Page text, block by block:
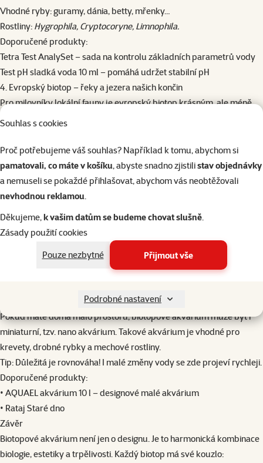
Souhlas s cookies
Proč potřebujeme váš souhlas? Například k tomu, abychom si
pamatovali, co máte v košíku, abyste snadno zjistilistav objednávky
a nemuseli se pokaždé přihlašovat, abychom vás neobtěžovali
nevhodnou reklamou.
Děkujeme,k vašim datům se budeme chovat slušně.
Zásady použití cookies
Pouze nezbytné
Přijmout vše
Podrobné nastavení
Vhodné ryby: guramy, dánia, betty, mřenky…
Rostliny: Hygrophila, Cryptocoryne, Limnophila.
Doporučené produkty:
Tetra Test AnalySet– sada na kontrolu základních parametrů vody
Test pH sladká voda 10 ml – pomáhá udržet stabilní pH
4. Evropský biotop – řeky a jezera našich končin
Pro milovníky lokální fauny je evropský biotop krásným, ale méně
častým řešením. Voda je středně tvrdá, rostliny husté a druhy ryb
Typické prvky:
písčité dno, kořeny, kameny
rostliny jako elodea, ceratophyllum, valisnerie
mírné proudění Vhodné ryby: karasi, kaprovité druhy…
Dennerle substrát Scaper’s Soil – podporuje růst rostlin
Eheim SUBSTRAT pro
– udržuje čistotu vody
Fluval Filter 307 1150 l/h– výkonný vnější filtr s tichým chodem
(pozn.: tento filtr má omezenou dostupnost)
Pokud máte doma málo prostoru, biotopové akvárium může být i
miniaturní, tzv. nano akvárium. Takové akvárium je vhodné pro
krevety, drobné rybky a mechové rostliny.
Tip: Důležitá je rovnováha! I malé změny vody se zde projeví rychleji.
Doporučené produkty:
• AQUAEL akvárium 10 l – designové malé akvárium
• Rataj Staré dno
Závěr
Biotopové akvárium není jen o designu. Je to harmonická kombinace
biologie, estetiky a trpělivosti. Každý biotop má své kouzlo: